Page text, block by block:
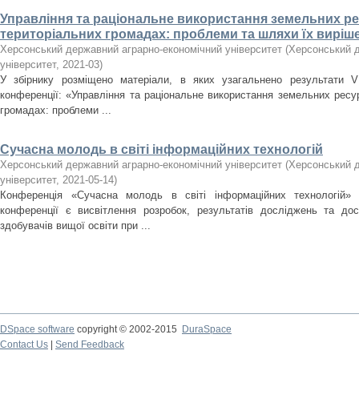
Управління та раціональне використання земельних
територіальних громадах: проблеми та шляхи їх
Херсонський державний аграрно-економічний університет (Херсонський
університет, 2021-03)
У збірнику розміщено матеріали, в яких узагальнено результати V
конференції: «Управління та раціональне використання земельних
громадах: проблеми ...
Сучасна молодь в світі інформаційних технологій
Херсонський державний аграрно-економічний університет (Херсонський
університет, 2021-05-14)
Конференція «Сучасна молодь в світі інформаційних
конференції є висвітлення розробок, результатів досліджень та
здобувачів вищої освіти при ...
DSpace software copyright © 2002-2015
DuraSpace
Contact Us
Send Feedback